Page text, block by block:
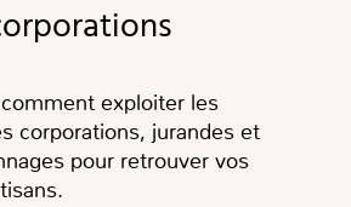
exploiter les
corporations, jurandes et
pour retrouver vos